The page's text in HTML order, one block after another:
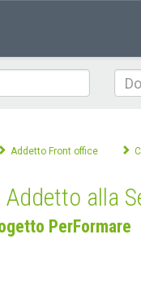
Addetto Front office
alla
PerFormare